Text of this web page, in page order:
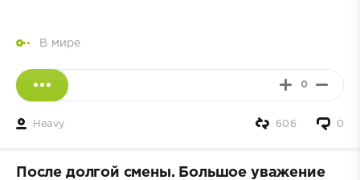
В мире
0
Heavy 0
606
После долгой смены. Большое уважение